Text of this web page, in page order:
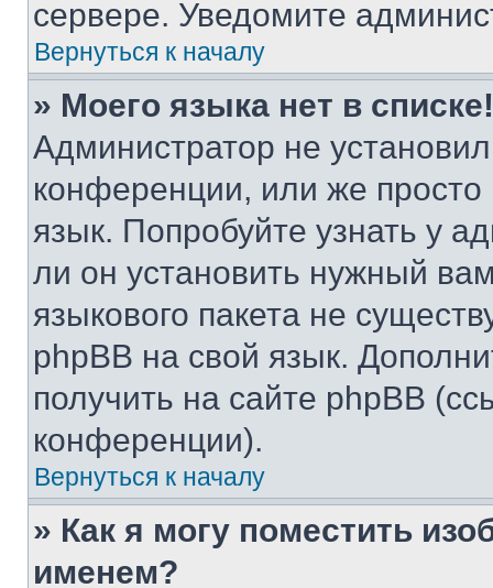
сервере. Уведомите
Вернуться к началу
» Моего языка нет в списке!
Администратор не
конференции, или же
язык. Попробуйте узнать у
ли он установить нужный
языкового пакета не
phpBB на свой язык.
получить на сайте phpBB
конференции).
Вернуться к началу
» Как я могу поместить
именем?